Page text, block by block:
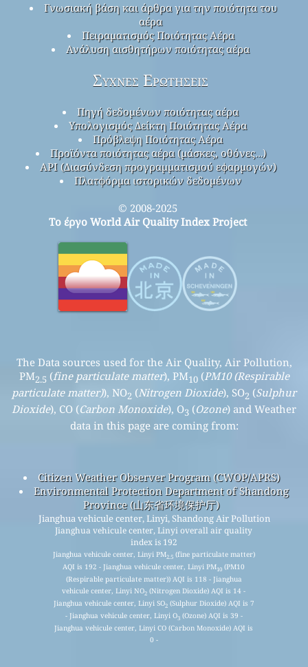
Γνωσιακή βάση και άρθρα για την ποιότητα του
αέρα
Πειραματισμός Ποιότητας Αέρα
Ανάλυση αισθητήρων ποιότητας αέρα
Συχνές Ερωτήσεις
Πηγή δεδομένων ποιότητας αέρα
Υπολογισμός Δείκτη Ποιότητας Αέρα
Πρόβλεψη Ποιότητας Αέρα
Προϊόντα ποιότητας αέρα (μάσκες, οθόνες…)
API (Διασύνδεση προγραμματισμού εφαρμογών)
Πλατφόρμα ιστορικών δεδομένων
© 2008-2025
Το έργο World Air Quality Index Project
The Data sources used for the Air Quality, Air Pollution,
PM2.5 (fine particulate matter), PM10(PM10 (Respirable
particulate matter)), NO2 (Nitrogen Dioxide), SO2 (Sulphur
Dioxide), CO (Carbon Monoxide), O3 (Ozone) and Weather
data in this page are coming from:
Citizen Weather Observer Program (CWOP/APRS)
Environmental Protection Department of Shandong
Province (山东省环境保护厅)
Jianghua vehicule center, Linyi, Shandong Air Pollution
Jianghua vehicule center, Linyi overall air quality
index is 192
Jianghua vehicule center, Linyi PM2.5(fine particulate matter)
AQI is 192 - Jianghua vehicule center, Linyi PM10 (PM10
(Respirable particulate matter)) AQI is 118 - Jianghua
vehicule center, Linyi NO2 (Nitrogen Dioxide) AQI is 14 -
Jianghua vehicule center, Linyi SO2(Sulphur Dioxide) AQI is 7
- Jianghua vehicule center, Linyi O3(Ozone) AQI is 39 -
Jianghua vehicule center, Linyi CO (Carbon Monoxide) AQI is
0 -